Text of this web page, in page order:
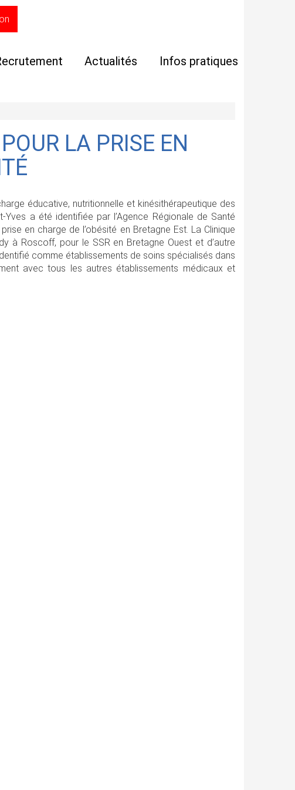
Actualités Infos pratiques
LA PRISE EN
éducative, nutritionnelle et kinésithérapeutique des
a été identifiée par l’Agence Régionale de Santé
en charge de l’obésité en Bretagne Est. La Clinique
à Roscoff, pour le SSR en Bretagne Ouest et d’autre
comme établissements de soins spécialisés dans
avec tous les autres établissements médicaux et